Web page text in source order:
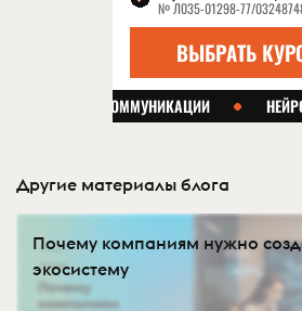
Другие материалы блога
Почему компаниям нужно
экосистему